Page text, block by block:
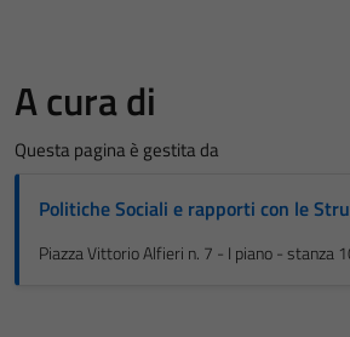
A cura di
Questa pagina è gestita da
Politiche Sociali e rapporti con le
Piazza Vittorio Alfieri n. 7 - I piano - stanza